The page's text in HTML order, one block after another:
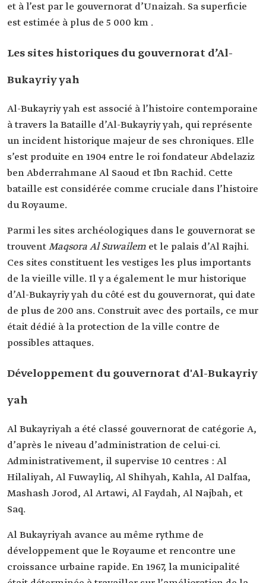
et à l’est par le gouvernorat d’Unaizah. Sa superficie
est estimée à plus de 5 000 km .
Les sites historiques du gouvernorat d’Al-
Bukayriy yah
Al-Bukayriy yah est associé à l’histoire contemporaine
à travers la Bataille d’Al-Bukayriy yah, qui représente
un incident historique majeur de ses chroniques. Elle
s’est produite en 1904 entre le roi fondateur Abdelaziz
ben Abderrahmane Al Saoud et Ibn Rachid. Cette
bataille est considérée comme cruciale dans l’histoire
du Royaume.
Parmi les sites archéologiques dans le gouvernorat se
trouventMaqsora Al Suwailem et le palais d’Al Rajhi.
Ces sites constituent les vestiges les plus importants
de la vieille ville. Il y a également le mur historique
d’Al-Bukayriy yah du côté est du gouvernorat, qui date
de plus de 200 ans. Construit avec des portails, ce mur
était dédié à la protection de la ville contre de
possibles attaques.
Développement du gouvernorat d'Al-Bukayriy
yah
Al Bukayriyah a été classé gouvernorat de catégorie A,
d’après le niveau d’administration de celui-ci.
Administrativement, il supervise 10 centres : Al
Hilaliyah, Al Fuwayliq, Al Shihyah, Kahla, Al Dalfaa,
Mashash Jorod, Al Artawi, Al Faydah, Al Najbah, et
Saq.
Al Bukayriyah avance au même rythme de
développement que le Royaume et rencontre une
croissance urbaine rapide. En 1967, la municipalité